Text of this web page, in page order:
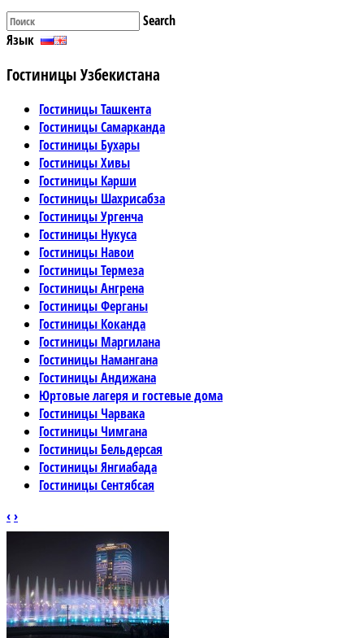
Search
Язык
Гостиницы Узбекистана
Гостиницы Ташкента
Гостиницы Самарканда
Гостиницы Бухары
Гостиницы Хивы
Гостиницы Карши
Гостиницы Шахрисабза
Гостиницы Ургенча
Гостиницы Нукуса
Гостиницы Навои
Гостиницы Термеза
Гостиницы Ангрена
Гостиницы Ферганы
Гостиницы Коканда
Гостиницы Маргилана
Гостиницы Намангана
Гостиницы Андижана
Юртовые лагеря и гостевые дома
Гостиницы Чарвака
Гостиницы Чимгана
Гостиницы Бельдерсая
Гостиницы Янгиабада
Гостиницы Сентябсая
‹›